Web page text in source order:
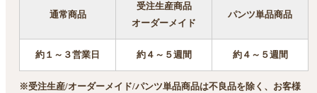
通常商品
受注生産商品
オーダーメイド
パンツ単品商品
約１～３営業日 約４～５週間 約４～５週間
※受注生産/オーダーメイド/パンツ単品商品は不良品を除く、お客様